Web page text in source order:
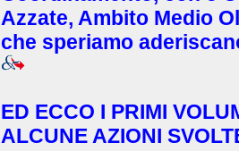
Azzate, Ambito Medio
che speriamo
ED ECCO I PRIMI
ALCUNE AZIONI